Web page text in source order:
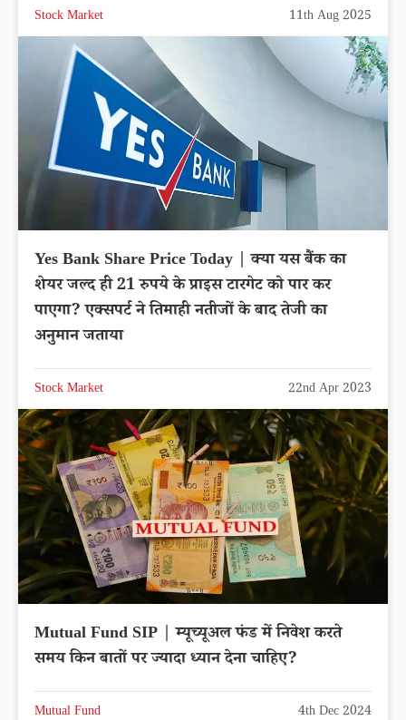
Stock Market 11th Aug 2025
Yes Bank Share Price Today | क्या यस बैंक का
शेयर जल्द ही 21 रुपये के प्राइस टारगेट को पार कर
पाएगा? एक्सपर्ट ने तिमाही नतीजों के बाद तेजी का
अनुमान जताया
Stock Market 22nd Apr 2023
Mutual Fund SIP | म्यूच्यूअल फंड में निवेश करते
समय किन बातों पर ज्यादा ध्यान देना चाहिए?
Mutual Fund 4th Dec 2024